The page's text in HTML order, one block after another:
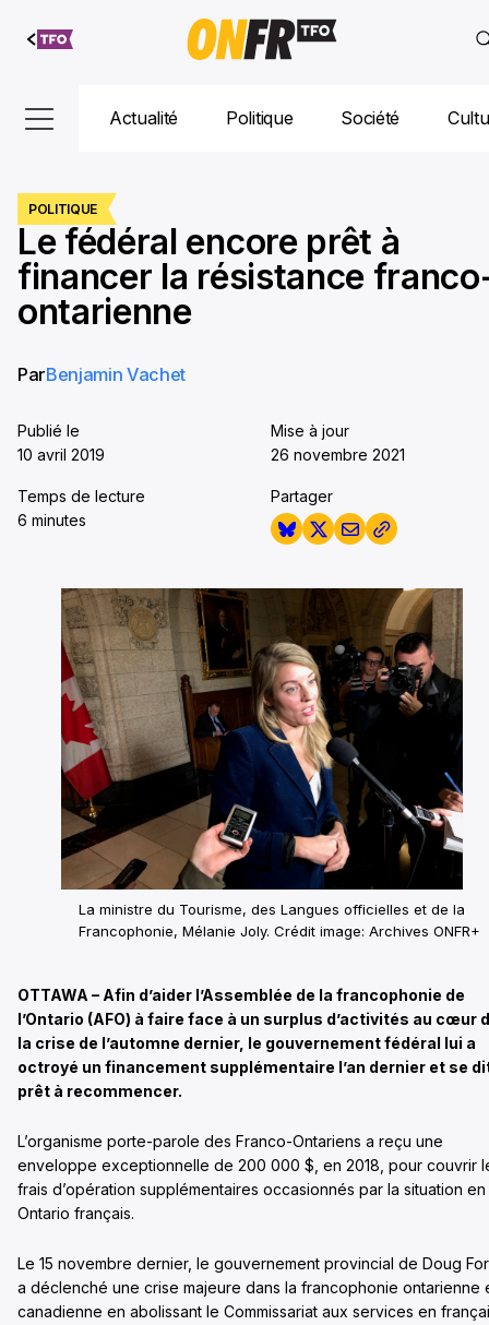
Aller au
contenu
Actualité Politique Société
POLITIQUE
Le fédéral encore prêt à
financer la résistance
ontarienne
ParBenjamin Vachet
Publié le
10 avril 2019
Mise à jour
26 novembre 2021
Temps de lecture
6 minutes
Partager
La ministre du Tourisme, des Langues officielles et de la
Francophonie, Mélanie Joly. Crédit image: Archives ONFR+
OTTAWA – Afin d’aider l’Assemblée de la francophonie de
l’Ontario (AFO) à faire face à un surplus d’activités au cœur
la crise de l’automne dernier, le gouvernement fédéral lui a
octroyé un financement supplémentaire l’an dernier et se
prêt à recommencer.
L’organisme porte-parole des Franco-Ontariens a reçu une
enveloppe exceptionnelle de 200 000 $, en 2018, pour couvrir
frais d’opération supplémentaires occasionnés par la situation en
Ontario français.
Le 15 novembre dernier, le gouvernement provincial de Doug
a déclenché une crise majeure dans la francophonie ontarienne
canadienne en abolissant le Commissariat aux services en